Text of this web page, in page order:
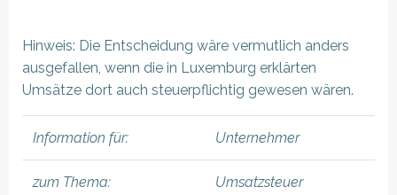
Hinweis: Die Entscheidung wäre vermutlich anders
ausgefallen, wenn die in Luxemburg erklärten
Umsätze dort auch steuerpflichtig gewesen wären.
Information für: Unternehmer
zum Thema: Umsatzsteuer